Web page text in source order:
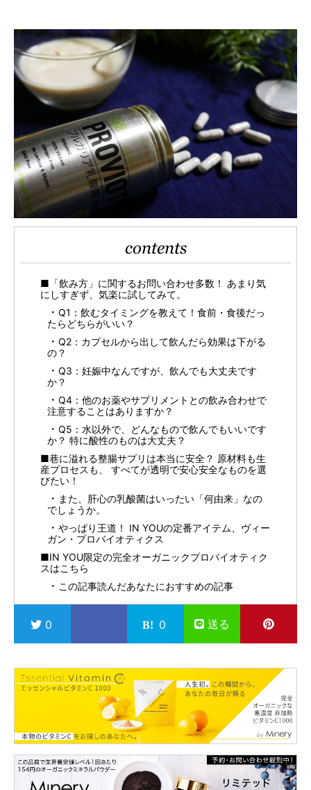
contents
■「飲み方」に関するお問い合わせ多数！ あまり気
にしすぎず、気楽に試してみて。
Q1：飲むタイミングを教えて！食前・食後だっ
たらどちらがいい？
Q2：カプセルから出して飲んだら効果は下がる
の？
Q3：妊娠中なんですが、飲んでも大丈夫です
か？
Q4：他のお薬やサプリメントとの飲み合わせで
注意することはありますか？
Q5：水以外で、どんなもので飲んでもいいです
か？ 特に酸性のものは大丈夫？
■巷に溢れる整腸サプリは本当に安全？ 原材料も生
産プロセスも、 すべてが透明で安心安全なものを選
びたい！
また、肝心の乳酸菌はいったい「何由来」なの
でしょうか。
やっぱり王道！ IN YOUの定番アイテム、ヴィー
ガン・プロバイオティクス
■IN YOU限定の完全オーガニックプロバイオティク
スはこちら
この記事読んだあなたにおすすめの記事
0 0 送る